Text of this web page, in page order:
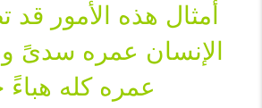
أمثال هذه الأمور
الإنسان عمره سدىً
عمره كله هباءً